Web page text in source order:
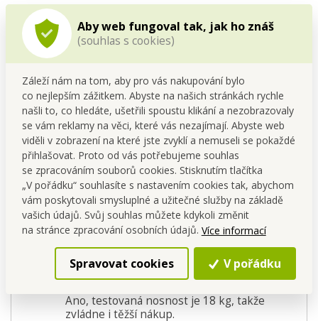
Aby web fungoval tak, jak ho znáš
(souhlas s cookies)
Záleží nám na tom, aby pro vás nakupování bylo
co nejlepším zážitkem. Abyste na našich stránkách rychle
našli to, co hledáte, ušetřili spoustu klikání a nezobrazovaly
se vám reklamy na věci, které vás nezajímají. Abyste web
viděli v zobrazení na které jste zvyklí a nemuseli se pokaždé
přihlašovat. Proto od vás potřebujeme souhlas
se zpracováním souborů cookies. Stisknutím tlačítka
„V pořádku“ souhlasíte s nastavením cookies tak, abychom
vám poskytovali smysluplné a užitečné služby na základě
vašich údajů. Svůj souhlas můžete kdykoli změnit
na stránce zpracování osobních údajů. Více informací
Spravovat cookies V pořádku
Materiál:
Rozměry: cca 46 × 60 cm s uchy (bez uch 39 cm)
Nosnost:až 18 kg
Zapínání:
Údržba
Per v ruce nebo v pračce při nízké teplotě.
Nežehlit, nesušit v sušičce.
Po vyprání nech volně uschnout.
FAQ
Je taška vhodná do kabelky?
Ano, složená má kompaktní tvar, vejde se i
do velmi malé kabelky.
Kolik vydrží použití?
Díky odolnému PES materiálu má dlouhou
životnost a zvládne mnoho cyklů praní a
používání.
Ano, testovaná nosnost je 18 kg, takže
zvládne i těžší nákup.